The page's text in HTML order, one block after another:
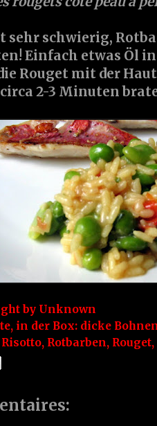
sehr schwierig,
Einfach etwas Öl
Rouget mit der
2-3 Minuten
by Unknown
in der Box: dicke
Risotto, Rotbarben, Rouget,